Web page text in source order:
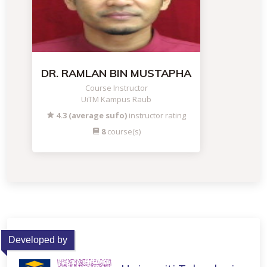
DR. RAMLAN BIN MUSTAPHA
Course Instructor
UiTM Kampus Raub
4.3 (average sufo) instructor rating
8course(s)
Developed by